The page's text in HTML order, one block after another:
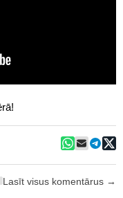
Lasīt visus komentārus →